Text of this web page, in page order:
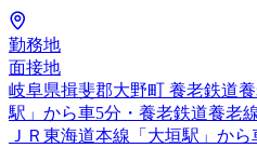
勤務地
面接地
岐阜県揖斐郡大野町 養老鉄道
駅」から車5分・養老鉄道養老
ＪＲ東海道本線「大垣駅」か